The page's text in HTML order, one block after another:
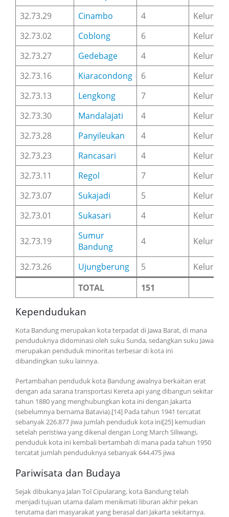
32.73.29
Cinambo 4
32.73.02
Coblong 6
32.73.27
Gedebage 4
32.73.16
Kiaracondong 6
32.73.13
Lengkong 7
32.73.30
Mandalajati 4
32.73.28
Panyileukan 4
32.73.23
Rancasari 4
32.73.11
Regol 7
32.73.07
Sukajadi 5
32.73.01
Sukasari 4
32.73.19
Sumur
Bandung
4
32.73.26 Ujungberung 5
TOTAL
151
Kependudukan
Kota Bandung merupakan kota terpadat di Jawa Barat, di mana
penduduknya didominasi oleh suku Sunda, sedangkan suku Jawa
merupakan penduduk minoritas terbesar di kota ini
dibandingkan suku lainnya.
Pertambahan penduduk kota Bandung awalnya berkaitan erat
dengan ada sarana transportasi Kereta api yang dibangun sekitar
tahun 1880 yang menghubungkan kota ini dengan Jakarta
(sebelumnya bernama Batavia).[14] Pada tahun 1941 tercatat
sebanyak 226.877 jiwa jumlah penduduk kota ini[25] kemudian
setelah peristiwa yang dikenal dengan Long March Siliwangi,
penduduk kota ini kembali bertambah di mana pada tahun 1950
tercatat jumlah penduduknya sebanyak 644.475 jiwa
Pariwisata dan Budaya
Sejak dibukanya Jalan Tol Cipularang, kota Bandung telah
menjadi tujuan utama dalam menikmati liburan akhir pekan
terutama dari masyarakat yang berasal dari Jakarta sekitarnya.